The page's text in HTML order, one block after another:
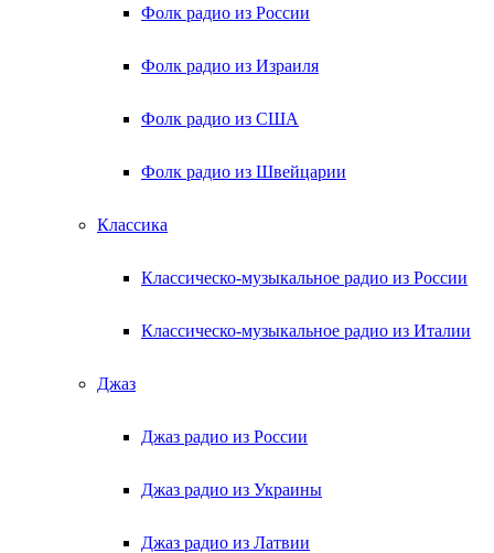
Фолк радио из России
Фолк радио из Израиля
Фолк радио из США
Фолк радио из Швейцарии
Классика
Классическо-музыкальное радио из России
Классическо-музыкальное радио из Италии
Джаз
Джаз радио из России
Джаз радио из Украины
Джаз радио из Латвии